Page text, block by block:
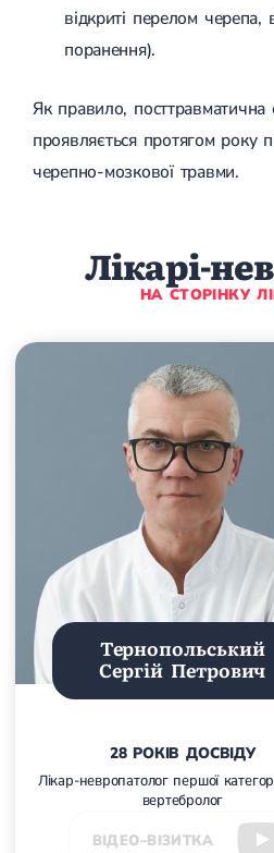
Цукровий діабет
Нецукровий діабет
Дифузний токсичний зоб
Підгострий тиреоїдит
Аутоиммунный тиреоидит
Хронічний тиреоїдит
Гіпотиреоз
Хвороба Іценко-Кушинга
Гіпоталамічний синдром
Кіста щитовидної залози
Метаболічний синдром
Наднирковозалозна
Фізіотерапія
Реабілітація
Лікувальна
Масаж
відкриті перелом черепа,
поранення).
Як правило, посттравматична
проявляється протягом року
черепно-мозкової травми.
Лікарі-
НА СТОРІНКУ
Тернопольський
Сергій Петрович
28 РОКІВ ДОСВІДУ
Лікар-невропатолог першої
вертебролог
ВІДЕО–ВІЗИТКА